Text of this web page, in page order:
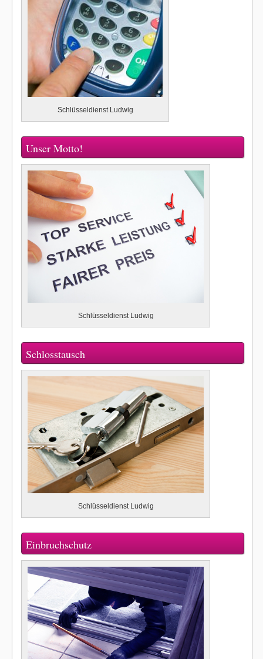
Schlüsseldienst Ludwig
Unser Motto!
Schlüsseldienst Ludwig
Schlosstausch
Schlüsseldienst Ludwig
Einbruchschutz